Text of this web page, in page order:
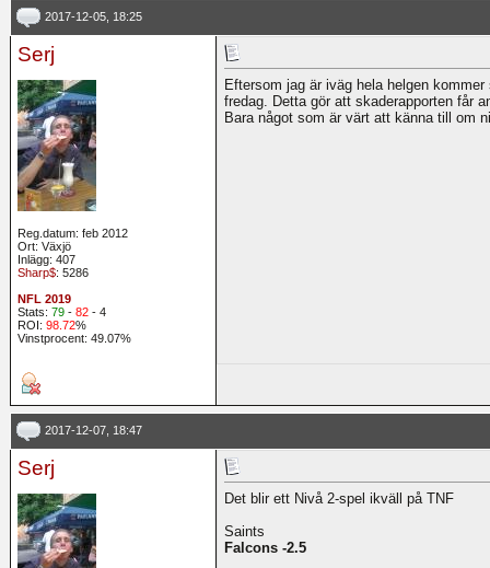
2017-12-05, 18:25
Serj
Reg.datum: feb 2012
Ort: Växjö
Inlägg: 407
Sharp$: 5286
NFL 2019
Stats: 79 - 82 - 4
ROI: 98.72%
Vinstprocent: 49.07%
Eftersom jag är iväg hela helgen
fredag. Detta gör att skaderapporten får
Bara något som är värt att känna till om
2017-12-07, 18:47
Serj
Det blir ett Nivå 2-spel ikväll på TNF
Saints
Falcons -2.5